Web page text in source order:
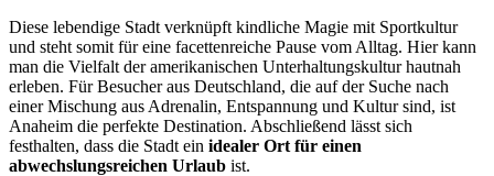
Diese lebendige Stadt verknüpft kindliche Magie mit Sportkultur
und steht somit für eine facettenreiche Pause vom Alltag. Hier kann
man die Vielfalt der amerikanischen Unterhaltungskultur hautnah
erleben. Für Besucher aus Deutschland, die auf der Suche nach
einer Mischung aus Adrenalin, Entspannung und Kultur sind, ist
Anaheim die perfekte Destination. Abschließend lässt sich
festhalten, dass die Stadt ein idealer Ort für einen
abwechslungsreichen Urlaub ist.